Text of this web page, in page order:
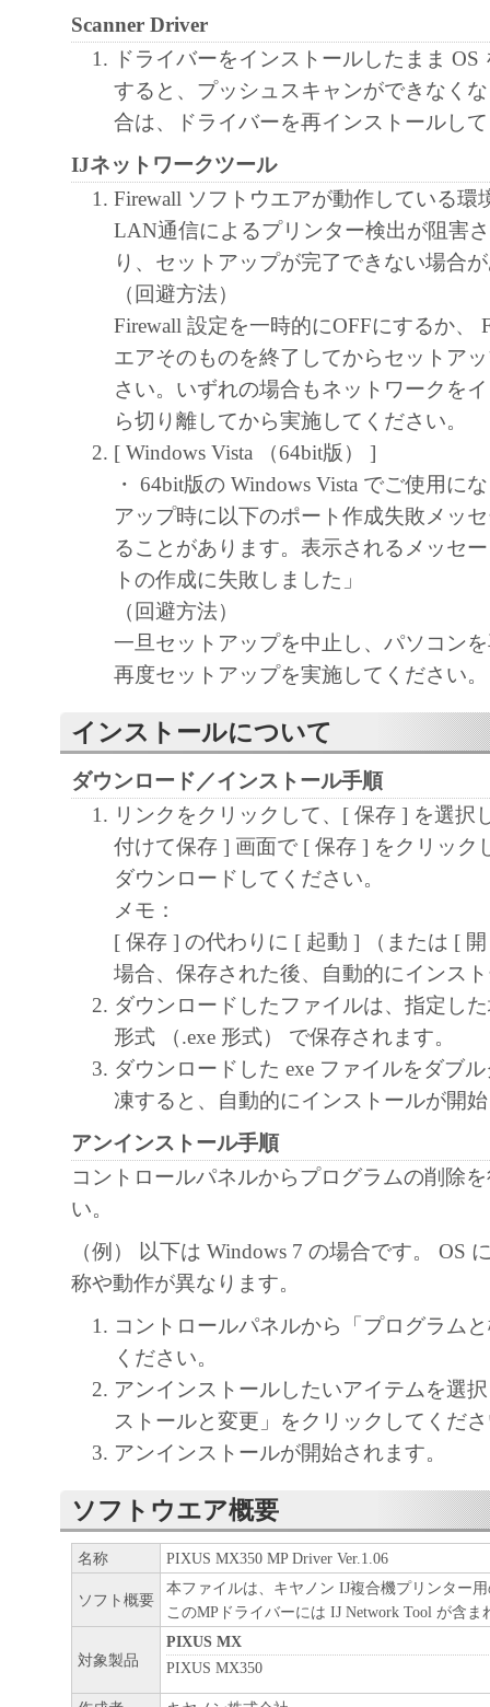
Scanner Driver
ドライバーをインストールしたまま OS
すると、プッシュスキャンができなく
合は、ドライバーを再インストールし
IJネットワークツール
Firewall ソフトウエアが動作している環
LAN通信によるプリンター検出が阻害
り、セットアップが完了できない場合
（回避方法）
Firewall 設定を一時的にOFFにするか、
エアそのものを終了してからセットア
さい。いずれの場合もネットワークを
ら切り離してから実施してください。
[ Windows Vista （64bit版） ]
・ 64bit版の Windows Vista でご使用に
アップ時に以下のポート作成失敗メッ
ることがあります。表示されるメッセ
トの作成に失敗しました」
（回避方法）
一旦セットアップを中止し、パソコン
再度セットアップを実施してください。
インストールについて
ダウンロード／インストール手順
リンクをクリックして、[ 保存 ] を選択
付けて保存 ] 画面で [ 保存 ] をクリック
ダウンロードしてください。
メモ：
[ 保存 ] の代わりに [ 起動 ] （または [
場合、保存された後、自動的にインス
ダウンロードしたファイルは、指定し
形式 （.exe 形式） で保存されます。
ダウンロードした exe ファイルをダブ
凍すると、自動的にインストールが開
アンインストール手順
コントロールパネルからプログラムの削除
い。
（例） 以下は Windows 7 の場合です。 OS
称や動作が異なります。
コントロールパネルから「プログラム
ください。
アンインストールしたいアイテムを選
ストールと変更」をクリックしてくだ
アンインストールが開始されます。
ソフトウエア概要
名称 PIXUS MX350 MP Driver Ver.1.06
ソフト概要
本ファイルは、キヤノン IJ複合機プリンター
このMPドライバーには IJ Network Tool が含ま
対象製品
PIXUS MX
PIXUS MX350